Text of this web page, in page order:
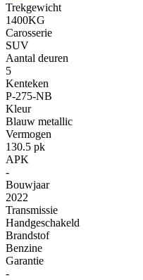
Trekgewicht
1400KG
Carosserie
SUV
Aantal deuren
5
Kenteken
P-275-NB
Kleur
Blauw metallic
Vermogen
130.5 pk
APK
-
Bouwjaar
2022
Transmissie
Handgeschakeld
Brandstof
Benzine
Garantie
-